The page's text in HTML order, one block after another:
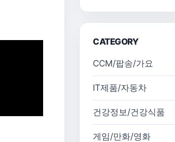
CATEGORY
CCM/팝송/가요
IT제품/자동차
건강정보/건강식품
게임/만화/영화